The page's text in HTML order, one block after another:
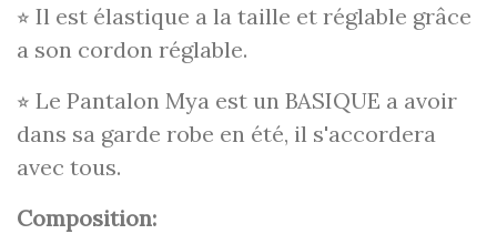
⭐︎ Il est élastique a la taille et réglable grâce
a son cordon réglable.
⭐︎ Le Pantalon Mya est un BASIQUE a avoir
dans sa garde robe en été, il s'accordera
avec tous.
Composition: